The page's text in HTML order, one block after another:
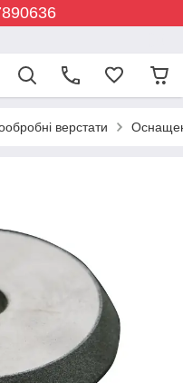
верстати